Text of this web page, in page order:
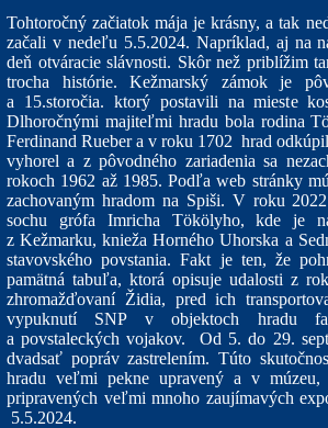
Tohtoročný začiatok mája je krásny, a tak
začali v nedeľu 5.5.2024. Napríklad, aj na
deň otváracie slávnosti. Skôr než priblížim
trocha histórie. Kežmarský zámok je
a 15.storočia. ktorý postavili na mieste
Dlhoročnými majiteľmi hradu bola rodina
Ferdinand Rueber a v roku 1702 hrad
vyhorel a z pôvodného zariadenia sa
rokoch 1962 až 1985. Podľa web stránky
zachovaným hradom na Spiši. V roku
sochu grófa Imricha Tökölyho, kde je
z Kežmarku, knieža Horného Uhorska a
stavovského povstania. Fakt je ten, že
pamätná tabuľa, ktorá opisuje udalosti z
zhromažďovaní Židia, pred ich
vypuknutí SNP v objektoch hradu
a povstaleckých vojakov.
Od 5. do 29.
dvadsať popráv zastrelením. Túto
hradu veľmi pekne upravený a v
pripravených veľmi mnoho zaujímavých
5.5.2024.